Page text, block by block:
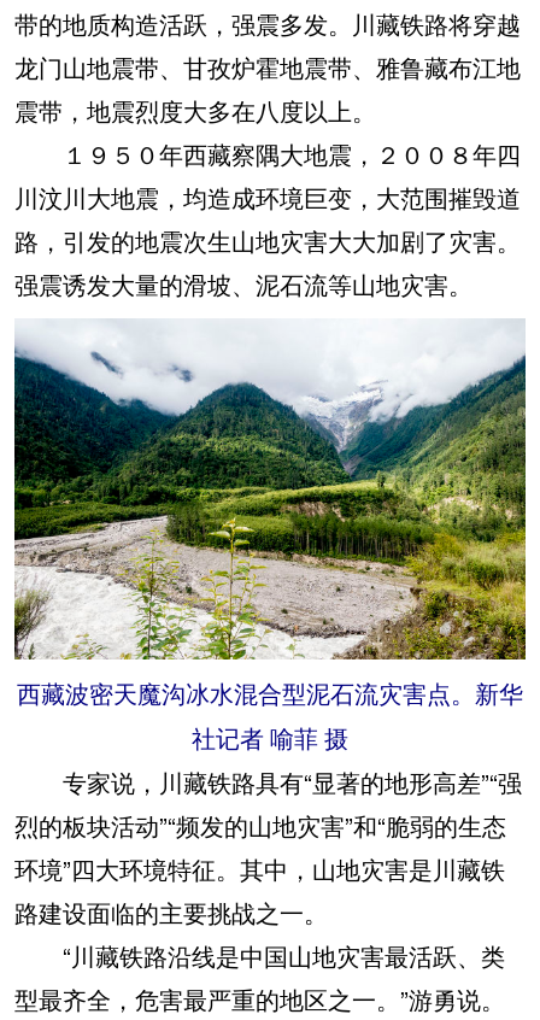
带的地质构造活跃，强震多发。川藏铁路将穿越
龙门山地震带、甘孜炉霍地震带、雅鲁藏布江地
震带，地震烈度大多在八度以上。
１９５０年西藏察隅大地震，２００８年四
川汶川大地震，均造成环境巨变，大范围摧毁道
路，引发的地震次生山地灾害大大加剧了灾害。
强震诱发大量的滑坡、泥石流等山地灾害。
西藏波密天魔沟冰水混合型泥石流灾害点。新华
社记者 喻菲 摄
专家说，川藏铁路具有“显著的地形高差”“强
烈的板块活动”“频发的山地灾害”和“脆弱的生态
环境”四大环境特征。其中，山地灾害是川藏铁
路建设面临的主要挑战之一。
“川藏铁路沿线是中国山地灾害最活跃、类
型最齐全，危害最严重的地区之一。”游勇说。